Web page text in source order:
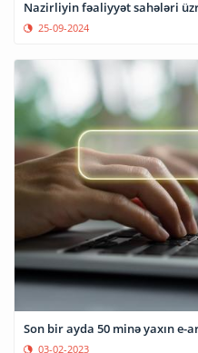
Nazirliyin fəaliyyət sahələri
25-09-2024
Son bir ayda 50 minə yaxın e-
03-02-2023